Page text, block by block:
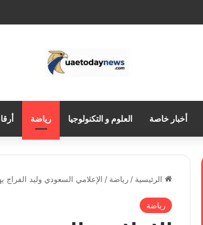
أخبار خاصة العلوم و التكنولوجيا رياضة
الرئيسية / رياضة / الإعلامي السعودي وليد
رياضة